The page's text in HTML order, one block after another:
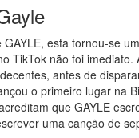
esta tornou-se
TikTok não foi imediato.
antes de
o primeiro lugar na
que GAYLE
uma canção de